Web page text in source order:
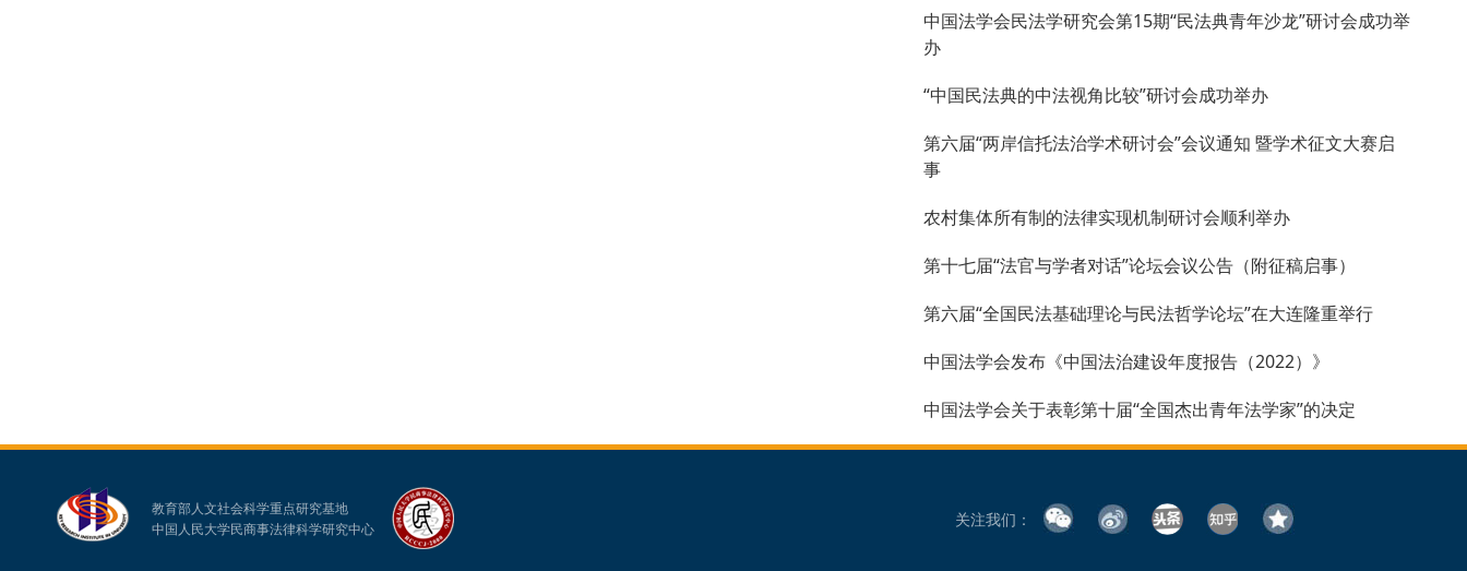
中国法学会民法学研究会第15期“民法典青年沙龙”研讨会成功举
办
“中国民法典的中法视角比较”研讨会成功举办
第六届“两岸信托法治学术研讨会”会议通知 暨学术征文大赛启
事
农村集体所有制的法律实现机制研讨会顺利举办
第十七届“法官与学者对话”论坛会议公告（附征稿启事）
第六届“全国民法基础理论与民法哲学论坛”在大连隆重举行
中国法学会发布《中国法治建设年度报告（2022）》
中国法学会关于表彰第十届“全国杰出青年法学家”的决定
教育部人文社会科学重点研究基地
中国人民大学民商事法律科学研究中心
关注我们：